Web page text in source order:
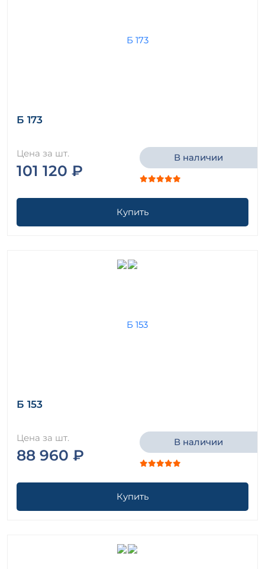
Б 173
Цена за шт.
101 120 ₽
В наличии
Купить
Б 153
Цена за шт.
88 960 ₽
В наличии
Купить